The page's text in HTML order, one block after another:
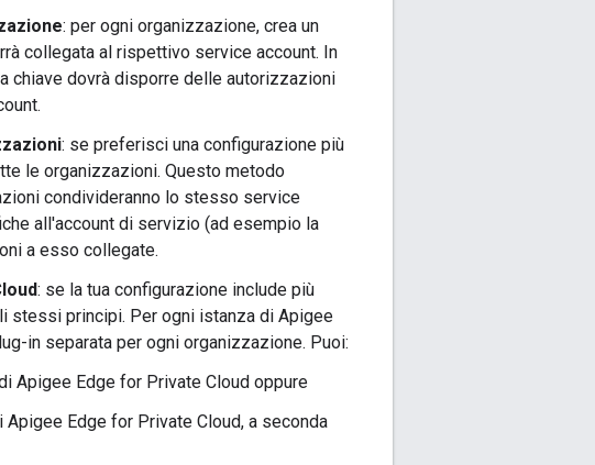
: per ogni organizzazione, crea un
collegata al rispettivo service account. In
chiave dovrà disporre delle autorizzazioni
: se preferisci una configurazione più
le organizzazioni. Questo metodo
condivideranno lo stesso service
all'account di servizio (ad esempio la
a esso collegate.
: se la tua configurazione include più
stessi principi. Per ogni istanza di Apigee
in separata per ogni organizzazione. Puoi:
Apigee Edge for Private Cloud oppure
Edge for Private Cloud, a seconda